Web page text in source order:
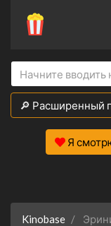
🔎 Расширенный
Я
Kinobase